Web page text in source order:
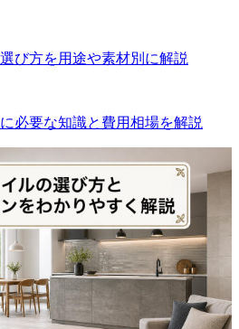
び方を用途や素材別に解説
必要な知識と費用相場を解説